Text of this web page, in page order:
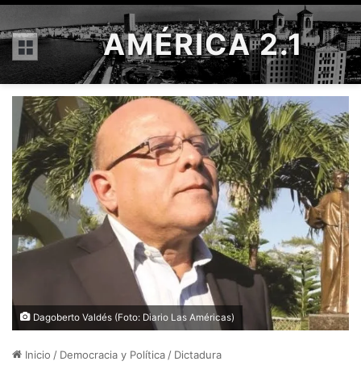
Menú AMÉRICA 2.1
Dagoberto Valdés (Foto: Diario Las Américas)
Inicio / Democracia y Política / Dictadura